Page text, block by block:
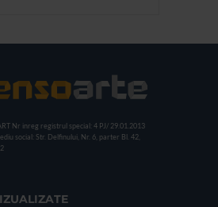
Nr inreg registrul special: 4 PJ/ 29.01.2013
social: Str. Delfinului, Nr. 6, parter Bl. 42,